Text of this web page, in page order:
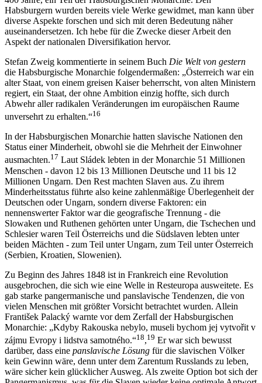
Habsburgern wurden bereits viele Werke gewidmet, man kann über
diverse Aspekte forschen und sich mit deren Bedeutung näher
auseinandersetzen. Ich hebe für die Zwecke dieser Arbeit den
Aspekt der nationalen Diversifikation hervor.
Stefan Zweig kommentierte in seinem Buch Die Welt von gestern
die Habsburgische Monarchie folgendermaßen: „Österreich war ein
alter Staat, von einem greisen Kaiser beherrscht, von alten Ministern
regiert, ein Staat, der ohne Ambition einzig hoffte, sich durch
Abwehr aller radikalen Veränderungen im europäischen Raume
unversehrt zu erhalten.“16
In der Habsburgischen Monarchie hatten slavische Nationen den
Status einer Minderheit, obwohl sie die Mehrheit der Einwohner
ausmachten.17 Laut Sládek lebten in der Monarchie 51 Millionen
Menschen - davon 12 bis 13 Millionen Deutsche und 11 bis 12
Millionen Ungarn. Den Rest machten Slaven aus. Zu ihrem
Minderheitsstatus führte also keine zahlenmäßige Überlegenheit der
Deutschen oder Ungarn, sondern diverse Faktoren: ein
nennenswerter Faktor war die geografische Trennung - die
Slowaken und Ruthenen gehörten unter Ungarn, die Tschechen und
Schlesier waren Teil Österreichs und die Südslaven lebten unter
beiden Mächten - zum Teil unter Ungarn, zum Teil unter Österreich
(Serbien, Kroatien, Slowenien).
Zu Beginn des Jahres 1848 ist in Frankreich eine Revolution
ausgebrochen, die sich wie eine Welle in Resteuropa ausweitete. Es
gab starke pangermanische und panslavische Tendenzen, die von
vielen Menschen mit größter Vorsicht betrachtet wurden. Allein
František Palacký warnte vor dem Zerfall der Habsburgischen
Monarchie: „Kdyby Rakouska nebylo, museli bychom jej vytvořit v
zájmu Evropy i lidstva samotného.“18,19 Er war sich bewusst
darüber, dass eine panslavische Lösung für die slavischen Völker
kein Gewinn wäre, denn unter dem Zarentum Russlands zu leben,
wäre sicher kein glücklicher Ausweg. Als zweite Option bot sich der